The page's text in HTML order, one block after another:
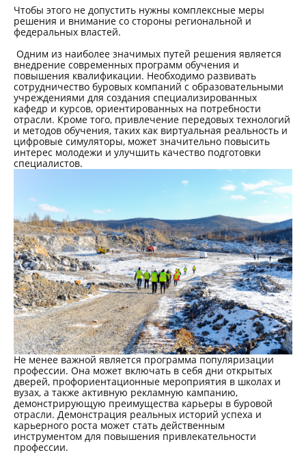
Чтобы этого не допустить нужны комплексные меры
решения и внимание со стороны региональной и
федеральных властей.
Одним из наиболее значимых путей решения является
внедрение современных программ обучения и
повышения квалификации. Необходимо развивать
сотрудничество буровых компаний с образовательными
учреждениями для создания специализированных
кафедр и курсов, ориентированных на потребности
отрасли. Кроме того, привлечение передовых технологий
и методов обучения, таких как виртуальная реальность и
цифровые симуляторы, может значительно повысить
интерес молодежи и улучшить качество подготовки
специалистов.
Не менее важной является программа популяризации
профессии. Она может включать в себя дни открытых
дверей, профориентационные мероприятия в школах и
вузах, а также активную рекламную кампанию,
демонстрирующую преимущества карьеры в буровой
отрасли. Демонстрация реальных историй успеха и
карьерного роста может стать действенным
инструментом для повышения привлекательности
профессии.